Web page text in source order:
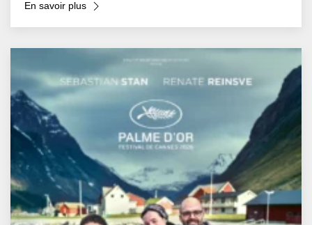
En savoir plus